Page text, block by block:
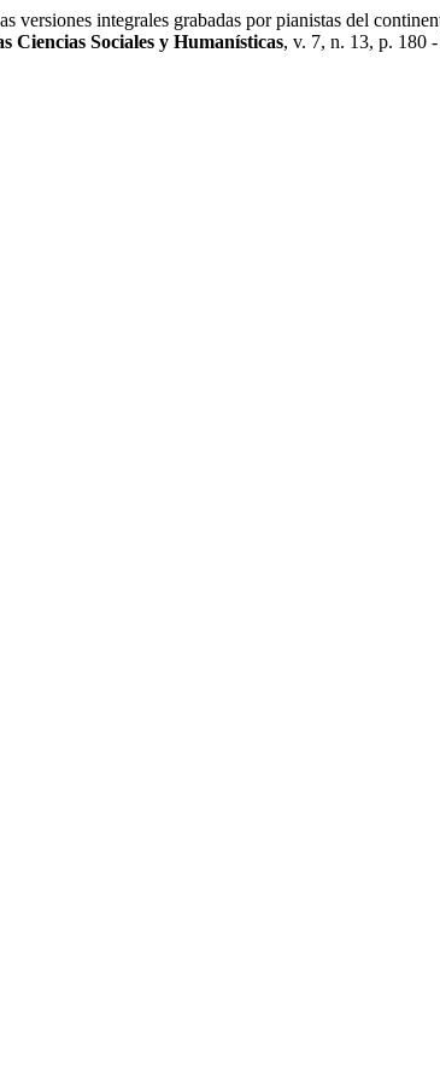
integrales grabadas por pianistas del
Ciencias Sociales y Humanísticas, v. 7, n. 13, p. 180